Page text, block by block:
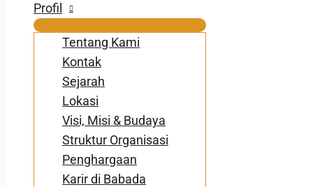
Profil
Tentang Kami
Kontak
Sejarah
Lokasi
Visi, Misi & Budaya
Struktur Organisasi
Penghargaan
Karir di Babada